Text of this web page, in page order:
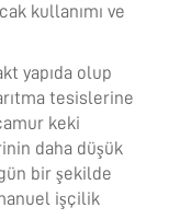
kullanımı ve
yapıda olup
tesislerine
keki
daha düşük
bir şekilde
işçilik